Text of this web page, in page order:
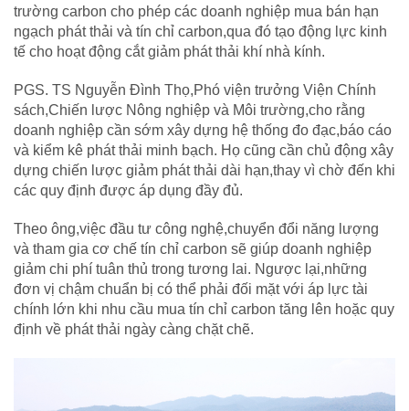
trường carbon cho phép các doanh nghiệp mua bán hạn
ngạch phát thải và tín chỉ carbon,qua đó tạo động lực kinh
tế cho hoạt động cắt giảm phát thải khí nhà kính.
PGS. TS Nguyễn Đình Thọ,Phó viện trưởng Viện Chính
sách,Chiến lược Nông nghiệp và Môi trường,cho rằng
doanh nghiệp cần sớm xây dựng hệ thống đo đạc,báo cáo
và kiểm kê phát thải minh bạch. Họ cũng cần chủ động xây
dựng chiến lược giảm phát thải dài hạn,thay vì chờ đến khi
các quy định được áp dụng đầy đủ.
Theo ông,việc đầu tư công nghệ,chuyển đổi năng lượng
và tham gia cơ chế tín chỉ carbon sẽ giúp doanh nghiệp
giảm chi phí tuân thủ trong tương lai. Ngược lại,những
đơn vị chậm chuẩn bị có thể phải đối mặt với áp lực tài
chính lớn khi nhu cầu mua tín chỉ carbon tăng lên hoặc quy
định về phát thải ngày càng chặt chẽ.